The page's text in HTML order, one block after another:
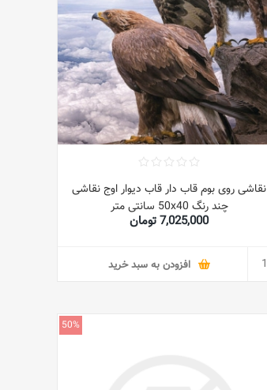
نقاشی روی بوم قاب دار قاب دیوار اوج نقاشی
چند رنگ 50x40 سانتی متر
7,025,000 تومان
افزودن به سبد خرید
50%